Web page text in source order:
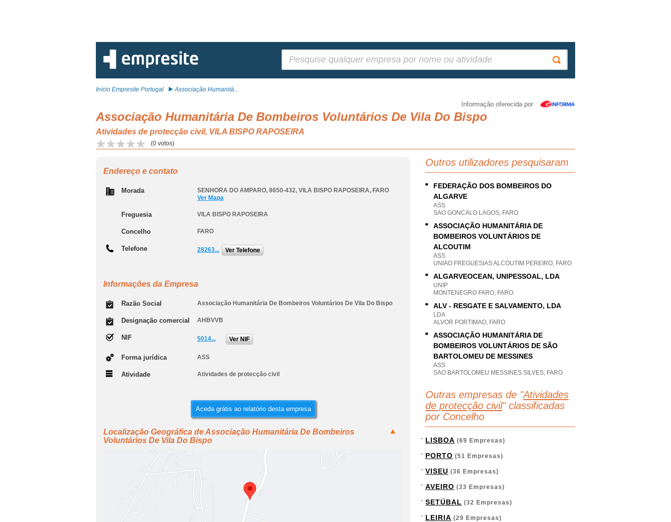
Início Empresite Portugal Associação Humanitá...
Informação oferecida por
Associação Humanitária De Bombeiros Voluntários De Vila Do Bispo
Atividades de protecção civil, VILA BISPO RAPOSEIRA
(0 votos)
Endereço e contato
Morada SENHORA DO AMPARO, 8650-432, VILA BISPO RAPOSEIRA, FARO
Ver Mapa
Freguesia VILA BISPO RAPOSEIRA
Concelho FARO
Telefone 28263... Ver Telefone
Informações da Empresa
Razão Social Associação Humanitária De Bombeiros Voluntários De Vila Do Bispo
Designação comercial AHBVVB
NIF 5014... Ver NIF
Forma jurídica ASS
Atividade Atividades de protecção civil
Aceda grátis ao relatório desta empresa
Localização Geográfica de Associação Humanitária De Bombeiros
Voluntários De Vila Do Bispo
Outros utilizadores pesquisaram
FEDERAÇÃO DOS BOMBEIROS DO
ALGARVE
ASS
SAO GONCALO LAGOS, FARO
ASSOCIAÇÃO HUMANITÁRIA DE
BOMBEIROS VOLUNTÁRIOS DE
ALCOUTIM
ASS
UNIAO FREGUESIAS ALCOUTIM PEREIRO, FARO
ALGARVEOCEAN, UNIPESSOAL, LDA
UNIP
MONTENEGRO FARO, FARO
ALV - RESGATE E SALVAMENTO, LDA
LDA
ALVOR PORTIMAO, FARO
ASSOCIAÇÃO HUMANITÁRIA DE
BOMBEIROS VOLUNTÁRIOS DE SÃO
BARTOLOMEU DE MESSINES
ASS
SAO BARTOLOMEU MESSINES SILVES, FARO
Outras empresas de "Atividades
de protecção civil" classificadas
por Concelho
LISBOA (69 Empresas)
PORTO (51 Empresas)
VISEU (36 Empresas)
AVEIRO (33 Empresas)
SETÚBAL (32 Empresas)
LEIRIA (29 Empresas)